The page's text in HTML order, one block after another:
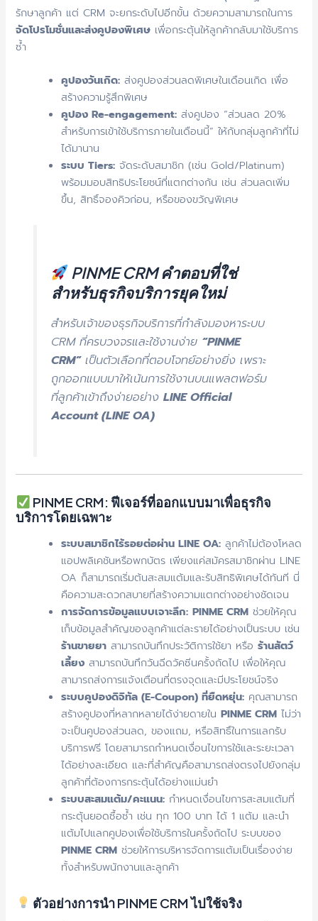
รักษาลูกค้า แต่ CRM จะยกระดับไปอีกขั้น ด้วยความสามารถในการ
จัดโปรโมชั่นและส่งคูปองพิเศษ เพื่อกระตุ้นให้ลูกค้ากลับมาใช้บริการ
ซ้ำ
คูปองวันเกิด: ส่งคูปองส่วนลดพิเศษในเดือนเกิด เพื่อ
สร้างความรู้สึกพิเศษ
คูปอง Re-engagement: ส่งคูปอง “ส่วนลด 20%
สำหรับการเข้าใช้บริการภายในเดือนนี้” ให้กับกลุ่มลูกค้าที่ไม่
ได้มานาน
ระบบ Tiers: จัดระดับสมาชิก (เช่น Gold/Platinum)
พร้อมมอบสิทธิประโยชน์ที่แตกต่างกัน เช่น ส่วนลดเพิ่ม
ขึ้น, สิทธิ์จองคิวก่อน, หรือของขวัญพิเศษ
PINME CRMคำตอบที่ใช่
สำหรับธุรกิจบริการยุคใหม่
สำหรับเจ้าของธุรกิจบริการที่กำลังมองหาระบบ
CRM ที่ครบวงจรและใช้งานง่าย “PINME
CRM”เป็นตัวเลือกที่ตอบโจทย์อย่างยิ่ง เพราะ
ถูกออกแบบมาให้เน้นการใช้งานบนแพลตฟอร์ม
ที่ลูกค้าเข้าถึงง่ายอย่าง LINE Official
Account (LINE OA)
PINME CRM: ฟีเจอร์ที่ออกแบบมาเพื่อธุรกิจ
บริการโดยเฉพาะ
ระบบสมาชิกไร้รอยต่อผ่าน LINE OA: ลูกค้าไม่ต้องโหลด
แอปพลิเคชันหรือพกบัตร เพียงแค่สมัครสมาชิกผ่าน LINE
OA ก็สามารถเริ่มต้นสะสมแต้มและรับสิทธิพิเศษได้ทันที นี่
คือความสะดวกสบายที่สร้างความแตกต่างอย่างชัดเจน
การจัดการข้อมูลแบบเจาะลึก: PINME CRM ช่วยให้คุณ
เก็บข้อมูลสำคัญของลูกค้าแต่ละรายได้อย่างเป็นระบบ เช่น
ร้านขายยา สามารถบันทึกประวัติการใช้ยา หรือร้านสัตว์
เลี้ยง สามารถบันทึกวันฉีดวัคซีนครั้งถัดไป เพื่อให้คุณ
สามารถส่งการแจ้งเตือนที่ตรงจุดและมีประโยชน์จริง
ระบบคูปองดิจิทัล (E-Coupon) ที่ยืดหยุ่น: คุณสามารถ
สร้างคูปองที่หลากหลายได้ง่ายดายในPINME CRM ไม่ว่า
จะเป็นคูปองส่วนลด, ของแถม, หรือสิทธิ์ในการแลกรับ
บริการฟรี โดยสามารถกำหนดเงื่อนไขการใช้และระยะเวลา
ได้อย่างละเอียด และที่สำคัญคือสามารถส่งตรงไปยังกลุ่ม
ลูกค้าที่ต้องการกระตุ้นได้อย่างแม่นยำ
ระบบสะสมแต้ม/คะแนน: กำหนดเงื่อนไขการสะสมแต้มที่
กระตุ้นยอดซื้อซ้ำ เช่น ทุก 100 บาท ได้ 1 แต้ม และนำ
แต้มไปแลกคูปองเพื่อใช้บริการในครั้งถัดไป ระบบของ
PINME CRM ช่วยให้การบริหารจัดการแต้มเป็นเรื่องง่าย
ทั้งสำหรับพนักงานและลูกค้า
ตัวอย่างการนำ PINME CRM ไปใช้จริง